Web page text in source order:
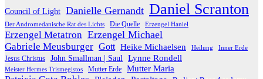
Council of Light Danielle Gernandt Daniel Scranton
Der Andromedanische Rat des Lichts Die Quelle Erzengel Haniel
Erzengel Metatron Erzengel Michael
Gabriele Meusburger Gott Heike Michaelsen Heilung Inner Erde
Jesus Christus John Smallman | Saul Lynne Rondell
Meister Hermes Trismegistos Mutter Erde Mutter Maria